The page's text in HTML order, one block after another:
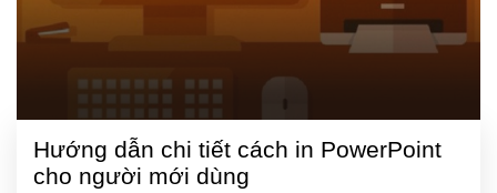
Hướng dẫn chi tiết cách in PowerPoint
cho người mới dùng